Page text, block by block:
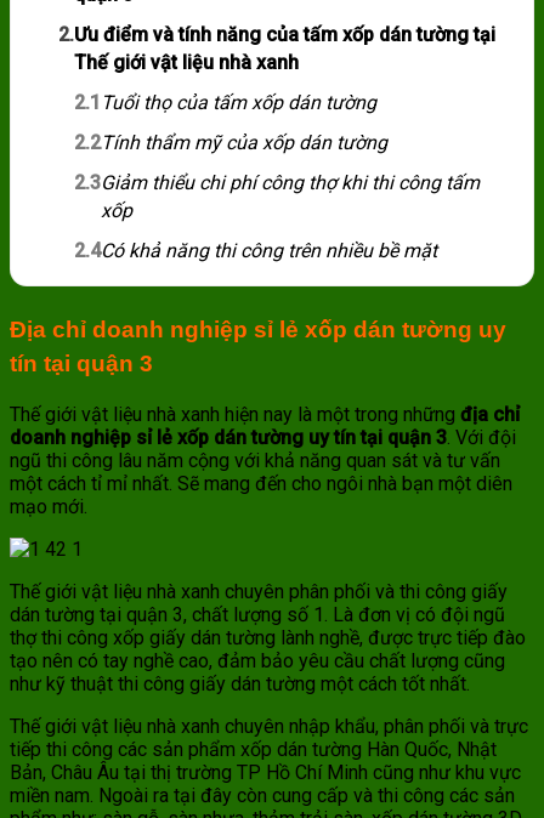
2.Ưu điểm và tính năng của tấm xốp dán tường tại
Thế giới vật liệu nhà xanh
2.1 Tuổi thọ của tấm xốp dán tường
2.2Tính thẩm mỹ của xốp dán tường
2.3Giảm thiểu chi phí công thợ khi thi công tấm
xốp
2.4Có khả năng thi công trên nhiều bề mặt
Địa chỉ doanh nghiệp sỉ lẻ xốp dán tường uy
tín tại quận 3
Thế giới vật liệu nhà xanh hiện nay là một trong những địa chỉ
doanh nghiệp sỉ lẻ xốp dán tường uy tín tại quận 3 . Với đội
ngũ thi công lâu năm cộng với khả năng quan sát và tư vấn
một cách tỉ mỉ nhất. Sẽ mang đến cho ngôi nhà bạn một diên
mạo mới.
Thế giới vật liệu nhà xanh chuyên phân phối và thi công giấy
dán tường tại quận 3, chất lượng số 1. Là đơn vị có đội ngũ
thợ thi công xốp giấy dán tường lành nghề, được trực tiếp đào
tạo nên có tay nghề cao, đảm bảo yêu cầu chất lượng cũng
như kỹ thuật thi công giấy dán tường một cách tốt nhất.
Thế giới vật liệu nhà xanh chuyên nhập khẩu, phân phối và trực
tiếp thi công các sản phẩm xốp dán tường Hàn Quốc, Nhật
Bản, Châu Âu tại thị trường TP Hồ Chí Minh cũng như khu vực
miền nam. Ngoài ra tại đây còn cung cấp và thi công các sản